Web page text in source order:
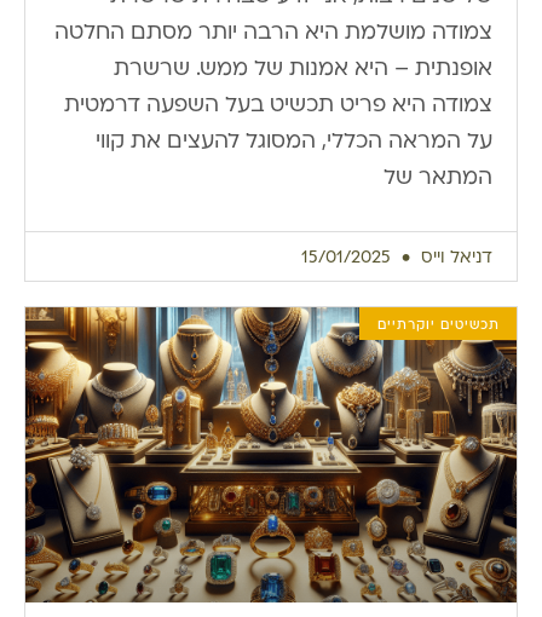
צמודה מושלמת היא הרבה יותר מסתם החלטה
אופנתית – היא אמנות של ממש. שרשרת
צמודה היא פריט תכשיט בעל השפעה דרמטית
על המראה הכללי, המסוגל להעצים את קווי
המתאר של
דניאל וייס
תכשיטים יוקרתיים